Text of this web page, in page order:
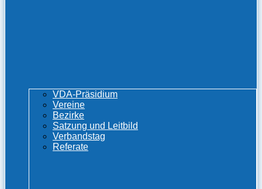
VDA-Präsidium
Vereine
Bezirke
Satzung und Leitbild
Verbandstag
Referate